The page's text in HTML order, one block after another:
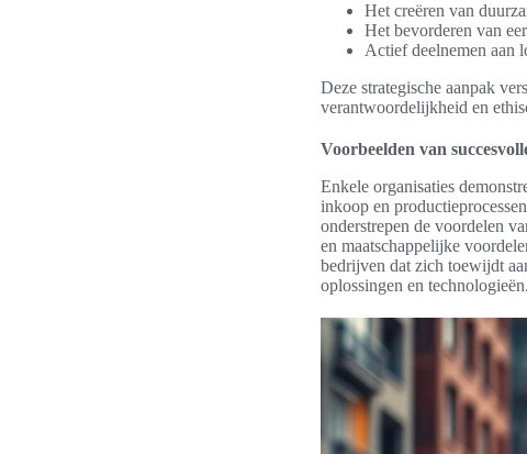
Het creëren van
Het bevorderen van
Actief deelnemen aan
Deze strategische aanpak
verantwoordelijkheid en
Voorbeelden van
Enkele organisaties
inkoop en
onderstrepen de voordelen
en maatschappelijke
bedrijven dat zich toewijdt
oplossingen en technologieën.